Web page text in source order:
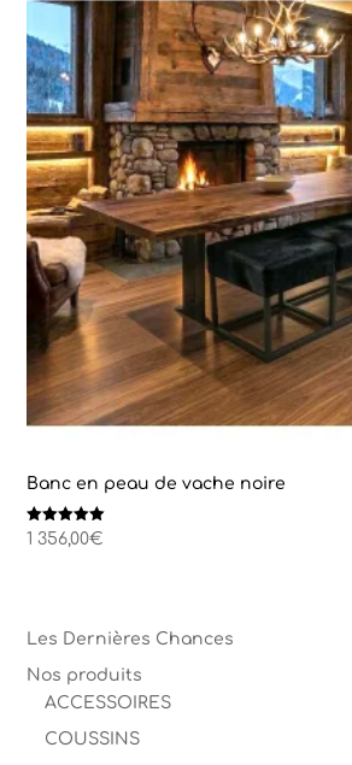
Banc en peau de vache noire
Note
1 356,00€
Les Dernières Chances
Nos produits
ACCESSOIRES
COUSSINS